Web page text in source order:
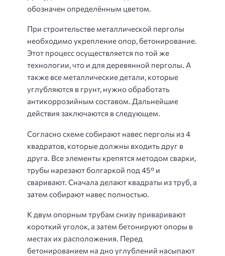
обозначен определённым цветом.
При строительстве металлической перголы
необходимо укрепление опор, бетонирование.
Этот процесс осуществляется по той же
технологии, что и для деревянной перголы. А
также все металлические детали, которые
углубляются в грунт, нужно обработать
антикоррозийным составом. Дальнейшие
действия заключаются в следующем.
Согласно схеме собирают навес перголы из 4
квадратов, которые должны входить друг в
друга. Все элементы крепятся методом сварки,
трубы нарезают болгаркой под 45° и
сваривают. Сначала делают квадраты из труб, а
затем собирают навес полностью.
К двум опорным трубам снизу приваривают
короткий уголок, а затем бетонируют опоры в
местах их расположения. Перед
бетонированием на дно углублений насыпают